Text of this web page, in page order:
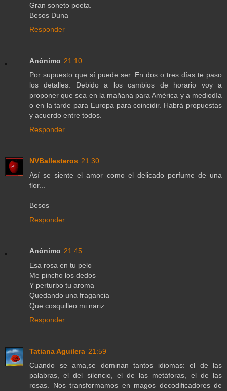
Gran soneto poeta.
Besos Duna
Responder
Anónimo 21:10
Por supuesto que sí puede ser. En dos o tres días te paso
los detalles. Debido a los cambios de horario voy a
proponer que sea en la mañana para América y a mediodía
o en la tarde para Europa para coincidir. Habrá propuestas
y acuerdo entre todos.
Responder
NVBallesteros 21:30
Así se siente el amor como el delicado perfume de una
flor...
Besos
Responder
Anónimo 21:45
Esa rosa en tu pelo
Me pincho los dedos
Y perturbo tu aroma
Quedando una fragancia
Que cosquilleo mi nariz.
Responder
Tatiana Aguilera 21:59
Cuando se ama,se dominan tantos idiomas: el de las
palabras, el del silencio, el de las metáforas, el de las
rosas. Nos transformamos en magos decodificadores de